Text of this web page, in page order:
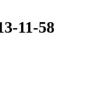
11-58